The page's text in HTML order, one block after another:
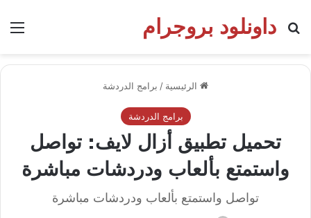
داونلود بروجرام
بحث عن
الرئيسية / برامج الدردشة
برامج الدردشة
تحميل تطبيق أزال لايف: تواصل
واستمتع بألعاب ودردشات مباشرة
تواصل واستمتع بألعاب ودردشات مباشرة